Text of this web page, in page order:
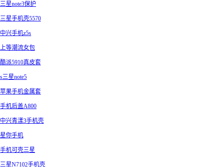
三星note3保护
三星手机壳5570
中兴手机z5s
上等潮流女包
酷派5910真皮套
s三星note5
苹果手机金属套
手机后盖A800
中兴青漾3手机壳
星你手机
手机可壳三星
三星N7102手机壳